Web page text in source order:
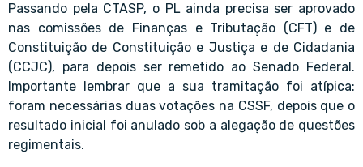
Passando pela CTASP, o PL ainda precisa ser aprovado
nas comissões de Finanças e Tributação (CFT) e de
Constituição de Constituição e Justiça e de Cidadania
(CCJC), para depois ser remetido ao Senado Federal.
Importante lembrar que a sua tramitação foi atípica:
foram necessárias duas votações na CSSF, depois que o
resultado inicial foi anulado sob a alegação de questões
regimentais.